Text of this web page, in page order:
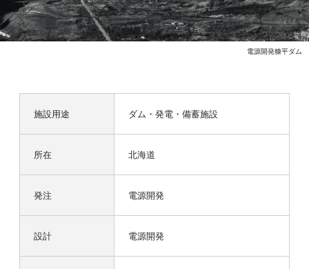
電源開発糠平ダム
施設用途 ダム・発電・備蓄施設
所在 北海道
発注 電源開発
設計 電源開発